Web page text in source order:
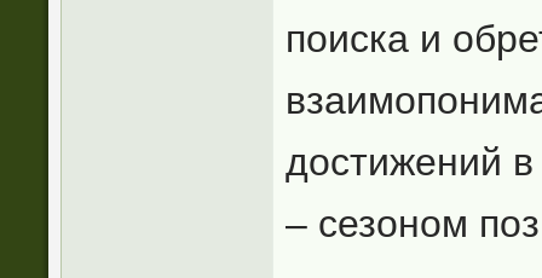
поиска и
достижений
– сезоном